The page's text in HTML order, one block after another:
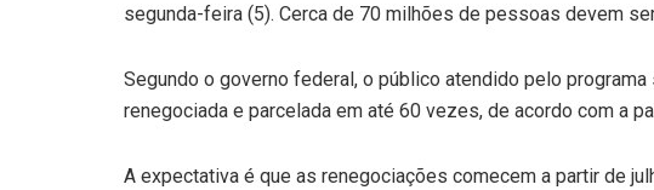
segunda-feira (5). Cerca de 70 milhões de pessoas devem
Segundo o governo federal, o público atendido pelo
renegociada e parcelada em até 60 vezes, de acordo com a
A expectativa é que as renegociações comecem a partir de